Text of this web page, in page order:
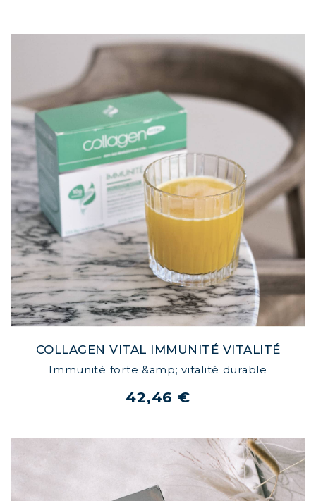
COLLAGEN VITAL IMMUNITÉ VITALITÉ
Immunité forte &amp; vitalité durable
42,46 €